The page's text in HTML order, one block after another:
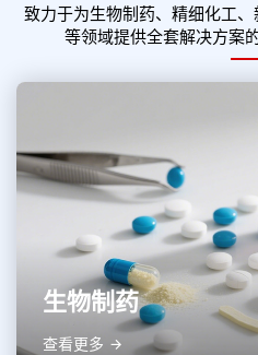
致力于为生物制药、精细化工
等领域提供全套解决方案
生物制药
查看更多